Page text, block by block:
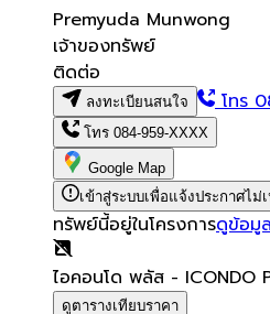
Premyuda Munwong
เจ้าของทรัพย์
ติดต่อ
ลงทะเบียนสนใจ โทร
โทร 084-959-XXXX
Google Map
เข้าสู่ระบบเพื่อแจ้งประกาศไม่
ทรัพย์นี้อยู่ในโครงการดูข้อมู
ไอคอนโด พลัส - ICONDO
ดูตารางเทียบราคา